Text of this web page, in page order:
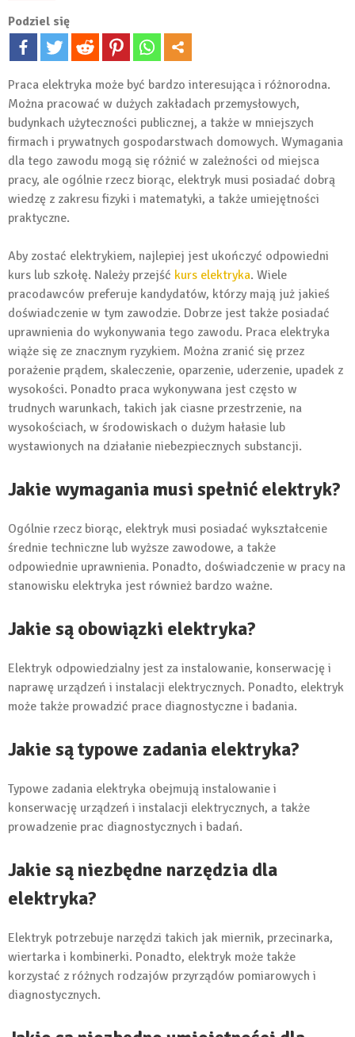
Podziel się
Praca elektryka może być bardzo interesująca i różnorodna.
Można pracować w dużych zakładach przemysłowych,
budynkach użyteczności publicznej, a także w mniejszych
firmach i prywatnych gospodarstwach domowych. Wymagania
dla tego zawodu mogą się różnić w zależności od miejsca
pracy, ale ogólnie rzecz biorąc, elektryk musi posiadać dobrą
wiedzę z zakresu fizyki i matematyki, a także umiejętności
praktyczne.
Aby zostać elektrykiem, najlepiej jest ukończyć odpowiedni
kurs lub szkołę. Należy przejść kurs elektryka. Wiele
pracodawców preferuje kandydatów, którzy mają już jakieś
doświadczenie w tym zawodzie. Dobrze jest także posiadać
uprawnienia do wykonywania tego zawodu. Praca elektryka
wiąże się ze znacznym ryzykiem. Można zranić się przez
porażenie prądem, skaleczenie, oparzenie, uderzenie, upadek z
wysokości. Ponadto praca wykonywana jest często w
trudnych warunkach, takich jak ciasne przestrzenie, na
wysokościach, w środowiskach o dużym hałasie lub
wystawionych na działanie niebezpiecznych substancji.
Jakie wymagania musi spełnić elektryk?
Ogólnie rzecz biorąc, elektryk musi posiadać wykształcenie
średnie techniczne lub wyższe zawodowe, a także
odpowiednie uprawnienia. Ponadto, doświadczenie w pracy na
stanowisku elektryka jest również bardzo ważne.
Jakie są obowiązki elektryka?
Elektryk odpowiedzialny jest za instalowanie, konserwację i
naprawę urządzeń i instalacji elektrycznych. Ponadto, elektryk
może także prowadzić prace diagnostyczne i badania.
Jakie są typowe zadania elektryka?
Typowe zadania elektryka obejmują instalowanie i
konserwację urządzeń i instalacji elektrycznych, a także
prowadzenie prac diagnostycznych i badań.
Jakie są niezbędne narzędzia dla
elektryka?
Elektryk potrzebuje narzędzi takich jak miernik, przecinarka,
wiertarka i kombinerki. Ponadto, elektryk może także
korzystać z różnych rodzajów przyrządów pomiarowych i
diagnostycznych.